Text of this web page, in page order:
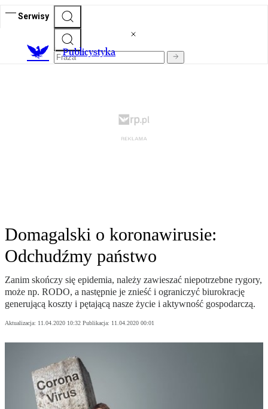
Serwisy
Publicystyka
Domagalski o koronawirusie:
Odchudźmy państwo
Zanim skończy się epidemia, należy zawieszać niepotrzebne rygory,
może np. RODO, a następnie je znieść i ograniczyć biurokrację
generującą koszty i pętającą nasze życie i aktywność gospodarczą.
Aktualizacja: 11.04.2020 10:32 Publikacja: 11.04.2020 00:01